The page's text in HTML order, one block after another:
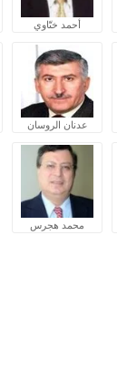
أحمد ختّاوي
عدنان الروسان
محمد هجرس